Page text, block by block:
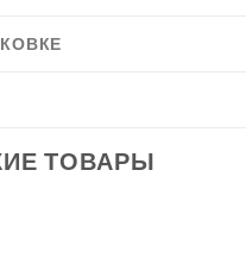
ТОВАРЫ